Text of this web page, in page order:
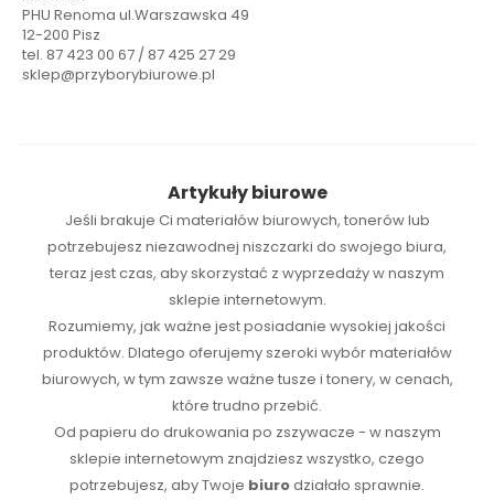
PHU Renoma ul.Warszawska 49
12-200 Pisz
tel. 87 423 00 67 / 87 425 27 29
sklep@przyborybiurowe.pl
Artykuły biurowe
Jeśli brakuje Ci materiałów biurowych, tonerówlub
potrzebujesz niezawodnej niszczarki do swojego biura,
teraz jest czas, aby skorzystać z wyprzedaży w naszym
sklepie internetowym.
Rozumiemy, jak ważne jest posiadanie wysokiej jakości
produktów. Dlatego oferujemy szeroki wybór materiałów
biurowych, w tym zawsze ważne tusze i tonery, w cenach,
które trudno przebić.
Od papieru do drukowania po zszywacze - w naszym
sklepie internetowym znajdziesz wszystko, czego
potrzebujesz, aby Twoje biurodziałało sprawnie.